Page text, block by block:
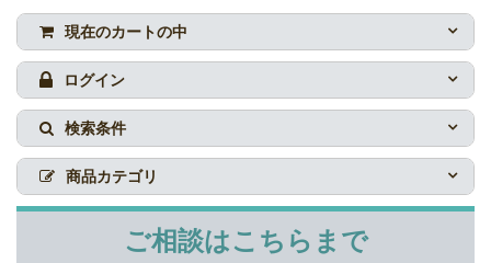
現在のカートの中
ログイン
検索条件
商品カテゴリ
ご相談はこちらまで